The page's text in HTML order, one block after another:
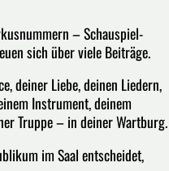
– Schauspiel-
sich über viele Beiträge.
deiner Liebe, deinen Liedern,
Instrument, deinem
Truppe – in deiner Wartburg.
im Saal entscheidet,